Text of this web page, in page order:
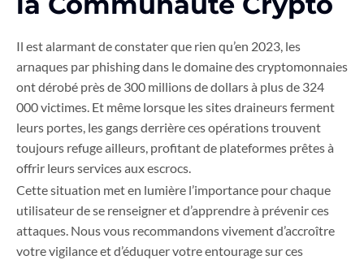
Il est alarmant de constater que rien qu’en 2023, les
arnaques par phishing dans le domaine des cryptomonnaies
ont dérobé près de 300 millions de dollars à plus de 324
000 victimes. Et même lorsque les sites draineurs ferment
leurs portes, les gangs derrière ces opérations trouvent
toujours refuge ailleurs, profitant de plateformes prêtes à
offrir leurs services aux escrocs.
Cette situation met en lumière l’importance pour chaque
utilisateur de se renseigner et d’apprendre à prévenir ces
attaques. Nous vous recommandons vivement d’accroître
votre vigilance et d’éduquer votre entourage sur ces